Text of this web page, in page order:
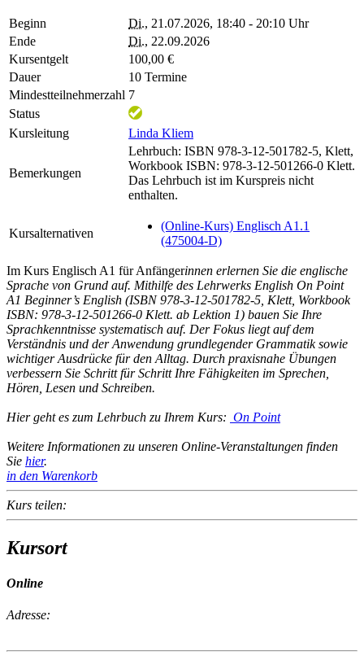
Beginn Di., 21.07.2026, 18:40 - 20:10 Uhr
Ende
Di., 22.09.2026
Kursentgelt
100,00 €
Dauer
10 Termine
Mindestteilnehmerzahl 7
Status
Kursleitung
Linda Kliem
Bemerkungen
Lehrbuch: ISBN 978-3-12-501782-5, Klett,
Workbook ISBN: 978-3-12-501266-0 Klett.
Das Lehrbuch ist im Kurspreis nicht
enthalten.
Kursalternativen
(Online-Kurs) Englisch A1.1
(475004-D)
Im Kurs Englisch A1 für Anfängerinnen erlernen Sie die englische
Sprache von Grund auf. Mithilfe des Lehrwerks English On Point
A1 Beginner’s English (ISBN 978-3-12-501782-5, Klett, Workbook
ISBN: 978-3-12-501266-0 Klett. ab Lektion 1) bauen Sie Ihre
Sprachkenntnisse systematisch auf. Der Fokus liegt auf dem
Verständnis und der Anwendung grundlegender Grammatik sowie
wichtiger Ausdrücke für den Alltag. Durch praxisnahe Übungen
verbessern Sie Schritt für Schritt Ihre Fähigkeiten im Sprechen,
Hören, Lesen und Schreiben.
Hier geht es zum Lehrbuch zu Ihrem Kurs: On Point
Weitere Informationen zu unseren Online-Veranstaltungen finden
Sie hier.
in den Warenkorb
Kurs teilen:
Kursort
Online
Adresse: